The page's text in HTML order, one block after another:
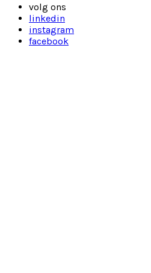
volg ons
linkedin
instagram
facebook